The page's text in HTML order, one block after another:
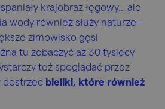
krajobraz łęgowy… ale
wody również służy naturze –
zimowisko gęsi
tu zobaczyć aż 30 tysięcy
też spoglądać przez
dostrzec bieliki, które również